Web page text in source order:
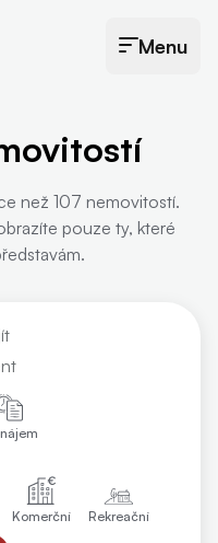
Otevřít menu
Menu
než 107 nemovitostí.
pouze ty, které
Komerční Rekreační